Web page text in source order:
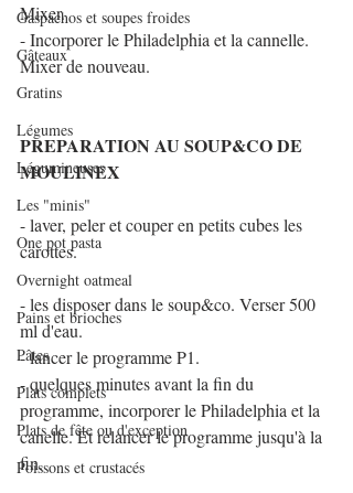
Gaspachos et soupes froides
Gâteaux
Gratins
Légumes
Légumineuses
Les "minis"
One pot pasta
Overnight oatmeal
Pains et brioches
Pâtes
Plats complets
Plats de fête ou d'exception
Poissons et crustacés
Mixer.
- Incorporer le Philadelphia et la cannelle.
Mixer de nouveau.
PREPARATION AU SOUP&CO DE
MOULINEX
- laver, peler et couper en petits cubes les
carottes.
- les disposer dans le soup&co. Verser 500
ml d'eau.
- lancer le programme P1.
- quelques minutes avant la fin du
programme, incorporer le Philadelphia et la
canelle. Et relancer le programme jusqu'à la
fin.